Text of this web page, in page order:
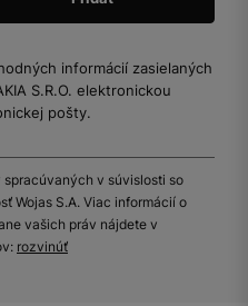
informácií zasielaných
S.R.O. elektronickou
pošty.
v súvislosti so
Wojas S.A. Viac informácií o
vašich práv nájdete v
rozvinúť